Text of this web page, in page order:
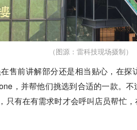
（图源：雷科技现场摄制）
售前讲解部分还是相当贴心，在
，并帮他们挑选到合适的一款。
只有在有需求时才会呼叫店员帮忙